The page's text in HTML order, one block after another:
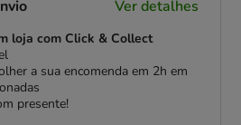
Ver detalhes
loja com Click & Collect
a sua encomenda em 2h em
presente!